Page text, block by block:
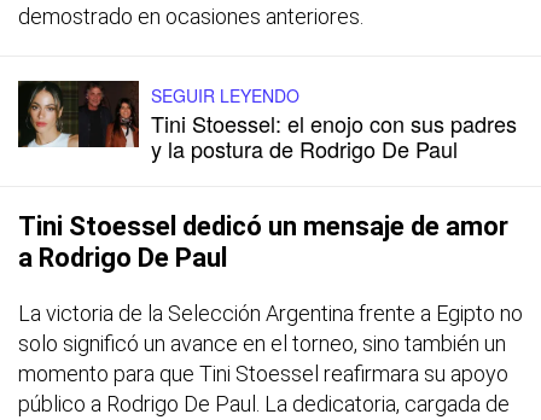
demostrado en ocasiones anteriores.
SEGUIR LEYENDO
Tini Stoessel: el enojo con sus padres
y la postura de Rodrigo De Paul
Tini Stoessel dedicó un mensaje de amor
a Rodrigo De Paul
La victoria de la Selección Argentina frente a Egipto no
solo significó un avance en el torneo, sino también un
momento para que Tini Stoessel reafirmara su apoyo
público a Rodrigo De Paul. La dedicatoria, cargada de